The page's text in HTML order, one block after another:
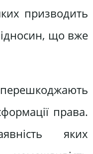
призводить
що вже
права.
яких